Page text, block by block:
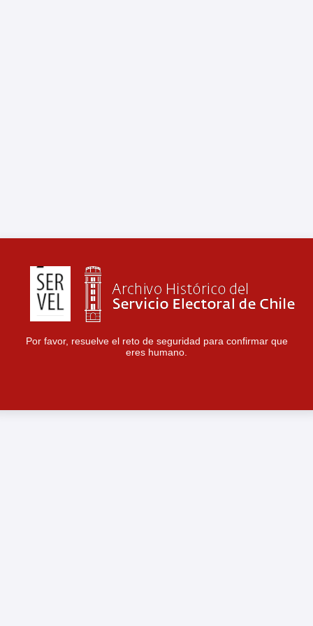
Por favor, resuelve el reto de seguridad para confirmar que
eres humano.